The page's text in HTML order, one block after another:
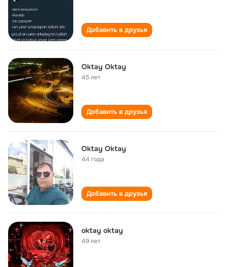
Добавить в друзья
Oktay Oktay
45 лет
Добавить в друзья
Oktay Oktay
44 года
Добавить в друзья
oktay oktay
49 лет